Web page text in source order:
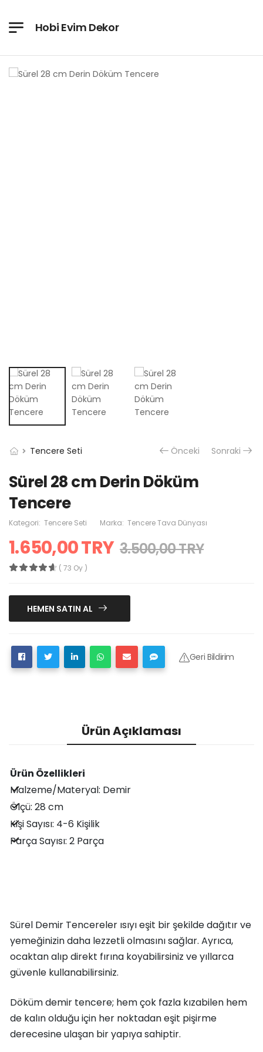
Hobi Evim Dekor
Tencere Seti Önceki Sonraki
Sürel 28 cm Derin Döküm
Tencere
Kategori: Tencere Seti Marka: Tencere Tava Dünyası
1.650,00 TRY 3.500,00 TRY
( 73 Oy )
HEMEN SATIN AL
Geri Bildirim
Ürün Açıklaması
Ürün Özellikleri
Malzeme/Materyal: Demir
Ölçü: 28 cm
Kişi Sayısı: 4-6 Kişilik
Parça Sayısı: 2 Parça
Sürel Demir Tencereler ısıyı eşit bir şekilde dağıtır ve
yemeğinizin daha lezzetli olmasını sağlar. Ayrıca,
ocaktan alıp direkt fırına koyabilirsiniz ve yıllarca
güvenle kullanabilirsiniz.
Döküm demir tencere; hem çok fazla kızabilen hem
de kalın olduğu için her noktadan eşit pişirme
derecesine ulaşan bir yapıya sahiptir.